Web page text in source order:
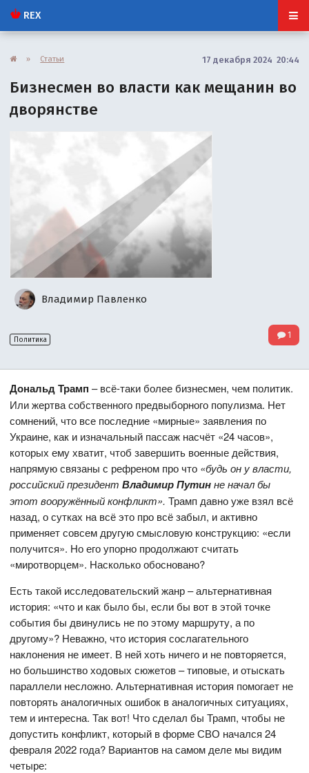
REX
» Статьи 17 декабря 2024 20:44
Бизнесмен во власти как мещанин во
дворянстве
Владимир Павленко
Политика 1
Дональд Трамп – всё-таки более бизнесмен, чем политик.
Или жертва собственного предвыборного популизма. Нет
сомнений, что все последние «мирные» заявления по
Украине, как и изначальный пассаж насчёт «24 часов»,
которых ему хватит, чтоб завершить военные действия,
напрямую связаны с рефреном про что «будь он у власти,
российский президентВладимир Путинне начал бы
этот вооружённый конфликт». Трамп давно уже взял всё
назад, о сутках на всё это про всё забыл, и активно
применяет совсем другую смысловую конструкцию: «если
получится». Но его упорно продолжают считать
«миротворцем». Насколько обосновано?
Есть такой исследовательский жанр – альтернативная
история: «что и как было бы, если бы вот в этой точке
события бы двинулись не по этому маршруту, а по
другому»? Неважно, что история сослагательного
наклонения не имеет. В ней хоть ничего и не повторяется,
но большинство ходовых сюжетов – типовые, и отыскать
параллели несложно. Альтернативная история помогает не
повторять аналогичных ошибок в аналогичных ситуациях,
тем и интересна. Так вот! Что сделал бы Трамп, чтобы не
допустить конфликт, который в форме СВО начался 24
февраля 2022 года? Вариантов на самом деле мы видим
четыре: